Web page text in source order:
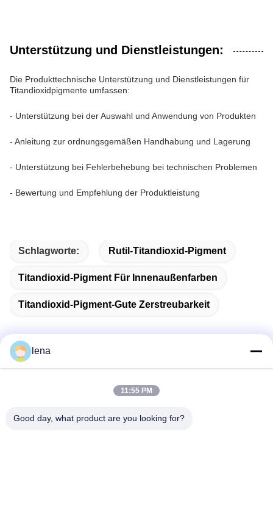
Unterstützung und Dienstleistungen:
Die Produkttechnische Unterstützung und Dienstleistungen für
Titandioxidpigmente umfassen:
- Unterstützung bei der Auswahl und Anwendung von Produkten
- Anleitung zur ordnungsgemäßen Handhabung und Lagerung
- Unterstützung bei Fehlerbehebung bei technischen Problemen
- Bewertung und Empfehlung der Produktleistung
Schlagworte: Rutil-Titandioxid-Pigment
Titandioxid-Pigment Für Innenaußenfarben
Titandioxid-Pigment-Gute Zerstreubarkeit
lena
11:55 PM
Good day, what product are you looking for?